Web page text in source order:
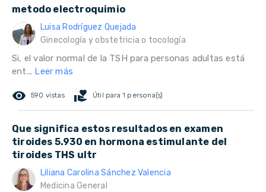
metodo electroquimio
Luisa Rodríguez Quejada
Ginecología y obstetricia o tocología
Si, el valor normal de la TSH para personas adultas está
ent... Leer más
remove_red_eye 590 vistas volunteer_activism Útil para 1 persona(s)
Que significa estos resultados en examen
tiroides 5.930 en hormona estimulante del
tiroides THS ultr
Liliana Carolina Sánchez Valencia
Medicina General